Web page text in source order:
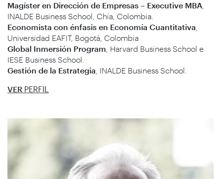
Magíster en Dirección de Empresas – Executive MBA
INALDE Business School, Chía, Colombia.
Economista con énfasis en Economía Cuantitativa
Universidad EAFIT, Bogotá, Colombia
Global Inmersión Program , Harvard Business School e
IESE Business School.
Gestión de la Estrategia , INALDE Business School.
VER PERFIL